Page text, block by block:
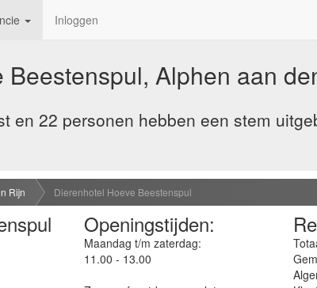
Inloggen
Alphen aan
en 22 personen hebben een stem
Rijn Dierenhotel Hoeve Beestenspul
Openingstijden:
Maandag t/m zaterdag:
11.00 - 13.00